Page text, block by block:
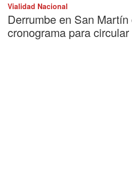
Vialidad Nacional
Derrumbe en San
cronograma para